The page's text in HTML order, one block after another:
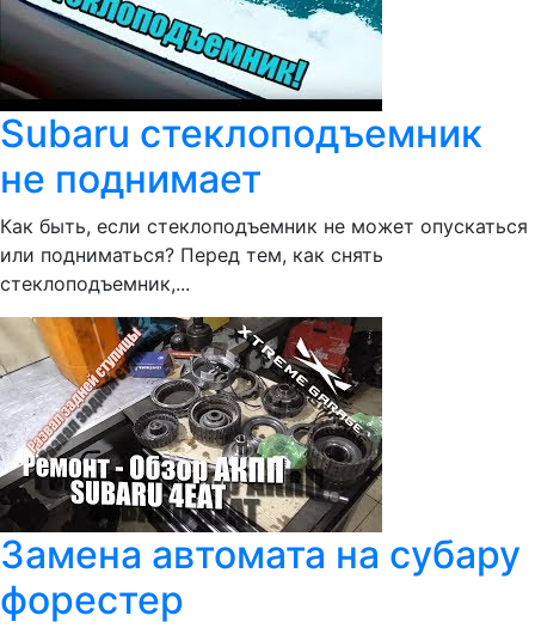
Subaru стеклоподъемник
не поднимает
Как быть, если стеклоподъемник не может опускаться
или подниматься? Перед тем, как снять
стеклоподъемник,...
Замена автомата на субару
форестер